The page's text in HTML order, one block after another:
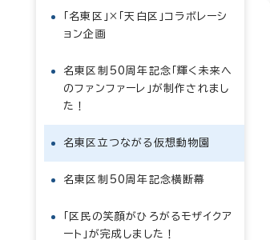
「名東区」×「天白区」コラボレーシ
ョン企画
名東区制50周年記念「輝く未来へ
のファンファーレ」が制作されまし
た！
名東区立つながる仮想動物園
名東区制50周年記念横断幕
「区民の笑顔がひろがるモザイクア
ート」が完成しました！